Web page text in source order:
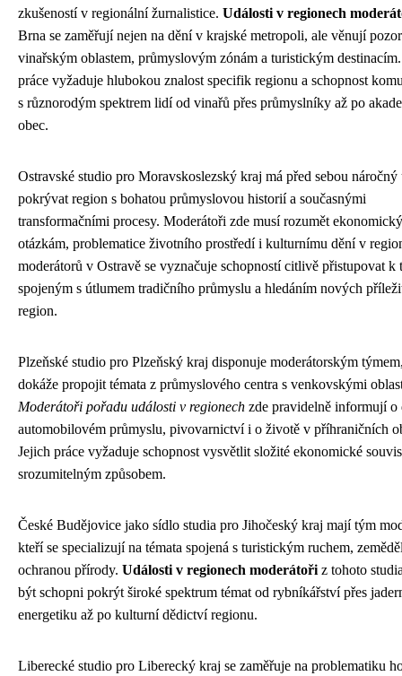
zkušeností v regionální žurnalistice. Události v regionech
Brna se zaměřují nejen na dění v krajské metropoli, ale věnují
vinařským oblastem, průmyslovým zónám a turistickým
práce vyžaduje hlubokou znalost specifik regionu a schopnost
s různorodým spektrem lidí od vinařů přes průmyslníky až po
obec.
Ostravské studio pro Moravskoslezský kraj má před sebou náročný
pokrývat region s bohatou průmyslovou historií a současnými
transformačními procesy. Moderátoři zde musí rozumět
otázkám, problematice životního prostředí i kulturnímu dění v
moderátorů v Ostravě se vyznačuje schopností citlivě přistupovat k
spojeným s útlumem tradičního průmyslu a hledáním nových
region.
Plzeňské studio pro Plzeňský kraj disponuje moderátorským
dokáže propojit témata z průmyslového centra s venkovskými
Moderátoři pořadu události v regionech zde pravidelně informují o
automobilovém průmyslu, pivovarnictví i o životě v příhraničních
Jejich práce vyžaduje schopnost vysvětlit složité ekonomické
srozumitelným způsobem.
České Budějovice jako sídlo studia pro Jihočeský kraj mají tým
kteří se specializují na témata spojená s turistickým ruchem,
ochranou přírody. Události v regionech moderátořiz tohoto
být schopni pokrýt široké spektrum témat od rybníkářství přes
energetiku až po kulturní dědictví regionu.
Liberecké studio pro Liberecký kraj se zaměřuje na problematiku